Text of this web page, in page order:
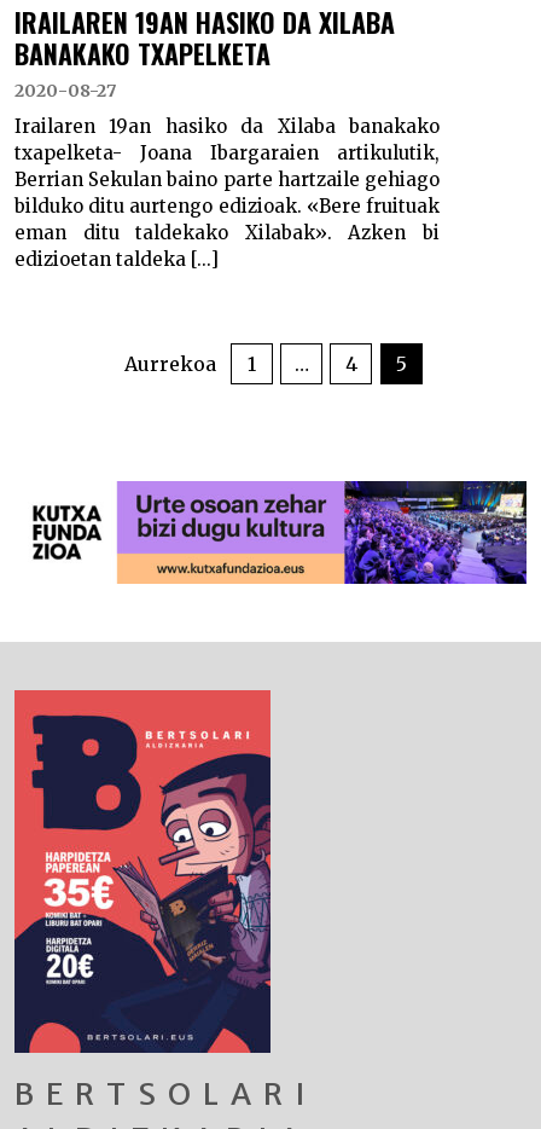
IRAILAREN 19AN HASIKO DA XILABA
BANAKAKO TXAPELKETA
2020-08-27
Irailaren 19an hasiko da Xilaba banakako
txapelketa- Joana Ibargaraien artikulutik,
Berrian Sekulan baino parte hartzaile gehiago
bilduko ditu aurtengo edizioak. «Bere fruituak
eman ditu taldekako Xilabak». Azken bi
edizioetan taldeka [...]
PAGINATIONAurrekoa 1 … 4 5
BERTSOLARI